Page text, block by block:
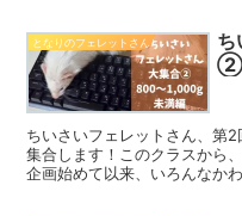
となりのフェレットさん
ち
ちいさいフェレットさん、第
集合します！このクラスから
企画始めて以来、いろんなか